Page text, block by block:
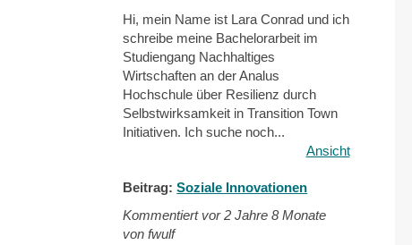
Hi, mein Name ist Lara Conrad und ich
schreibe meine Bachelorarbeit im
Studiengang Nachhaltiges
Wirtschaften an der Analus
Hochschule über Resilienz durch
Selbstwirksamkeit in Transition Town
Initiativen. Ich suche noch...
Ansicht
Beitrag:Soziale Innovationen
Kommentiert vor2 Jahre 8 Monate
von fwulf